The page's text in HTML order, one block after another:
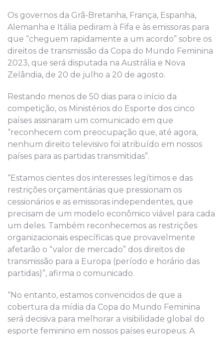
Os governos da Grã-Bretanha, França, Espanha,
Alemanha e Itália pediram à Fifa e às emissoras para
que “cheguem rapidamente a um acordo” sobre os
direitos de transmissão da Copa do Mundo Feminina
2023, que será disputada na Austrália e Nova
Zelândia, de 20 de julho a 20 de agosto.
Restando menos de 50 dias para o início da
competição, os Ministérios do Esporte dos cinco
países assinaram um comunicado em que
“reconhecem com preocupação que, até agora,
nenhum direito televisivo foi atribuído em nossos
países para as partidas transmitidas”.
“Estamos cientes dos interesses legítimos e das
restrições orçamentárias que pressionam os
cessionários e as emissoras independentes, que
precisam de um modelo econômico viável para cada
um deles. Também reconhecemos as restrições
organizacionais específicas que provavelmente
afetarão o “valor de mercado” dos direitos de
transmissão para a Europa (período e horário das
partidas)”, afirma o comunicado.
“No entanto, estamos convencidos de que a
cobertura da mídia da Copa do Mundo Feminina
será decisiva para melhorar a visibilidade global do
esporte feminino em nossos países europeus. A